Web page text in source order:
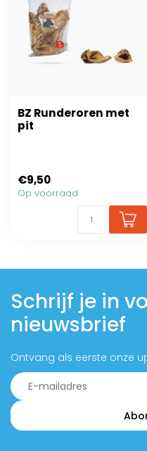
BZ Runderoren met
pit
€9,50
Op voorraad
Schrijf je in
nieuwsbrief
Ontvang als eerste onze